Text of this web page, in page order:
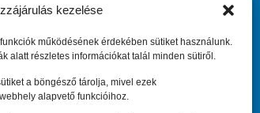
kezelése
működésének érdekében sütiket használunk.
alatt részletes információkat talál minden sütiről.
a böngésző tárolja, mivel ezek
alapvető funkcióihoz.
Maradjunk kapcsolatban
Központi elérhetőség:
eeninfo@hepa.hu